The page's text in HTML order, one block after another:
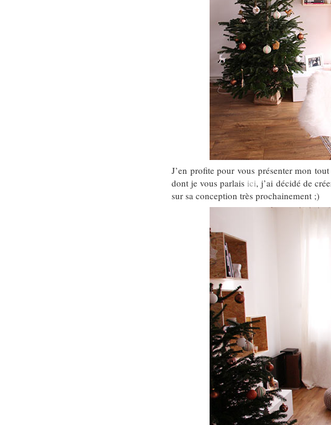
J’en profite pour vous présenter mon
dont je vous parlais ici, j’ai décidé de
sur sa conception très prochainement ;)